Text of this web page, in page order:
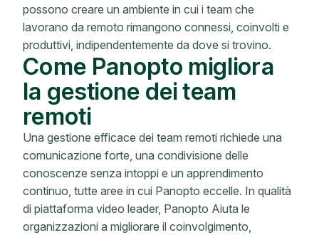
possono creare un ambiente in cui i team che
lavorano da remoto rimangono connessi, coinvolti e
produttivi, indipendentemente da dove si trovino.
Come Panopto migliora
la gestione dei team
remoti
Una gestione efficace dei team remoti richiede una
comunicazione forte, una condivisione delle
conoscenze senza intoppi e un apprendimento
continuo, tutte aree in cui Panopto eccelle. In qualità
di piattaforma video leader, Panopto Aiuta le
organizzazioni a migliorare il coinvolgimento,